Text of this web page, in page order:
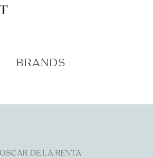
BRANDS
OSCAR DE LA RENTA